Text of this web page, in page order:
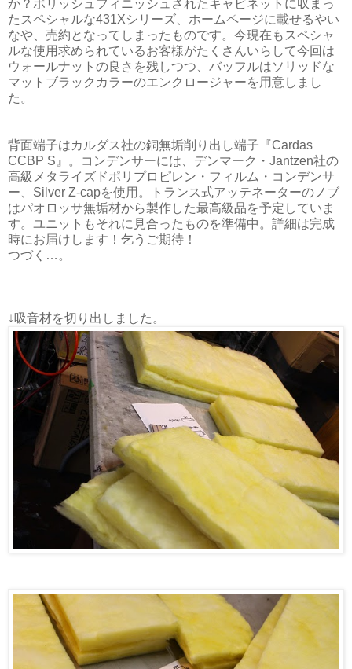
か？ポリッシュフィニッシュされたキャビネットに収まっ
たスペシャルな431Xシリーズ、ホームページに載せるやい
なや、売約となってしまったものです。今現在もスペシャ
ルな使用求められているお客様がたくさんいらして今回は
ウォールナットの良さを残しつつ、バッフルはソリッドな
マットブラックカラーのエンクロージャーを用意しまし
た。
背面端子はカルダス社の銅無垢削り出し端子『Cardas
CCBP S』。コンデンサーには、デンマーク・Jantzen社の
高級メタライズドポリプロピレン・フィルム・コンデンサ
ー、Silver Z-capを使用。トランス式アッテネーターのノブ
はパオロッサ無垢材から製作した最高級品を予定していま
す。ユニットもそれに見合ったものを準備中。詳細は完成
時にお届けします！乞うご期待！
つづく…。
↓吸音材を切り出しました。